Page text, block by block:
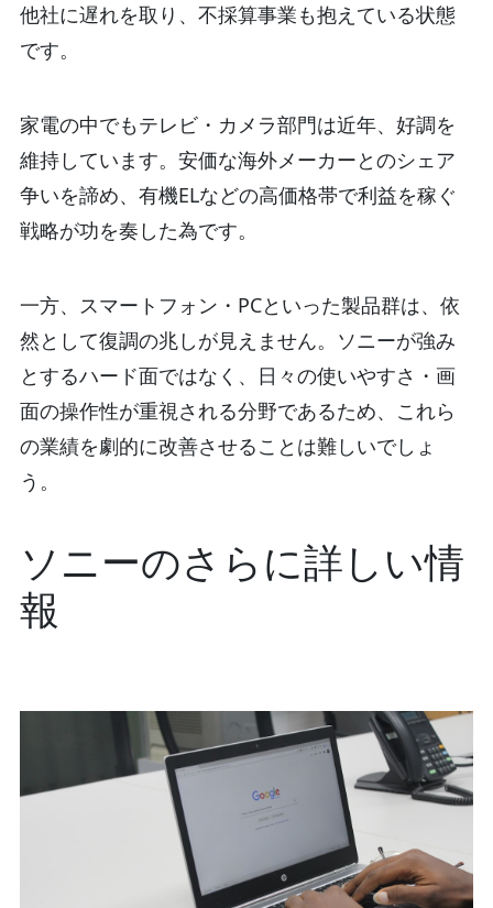
他社に遅れを取り、不採算事業も抱えている状態
です。
家電の中でもテレビ・カメラ部門は近年、好調を
維持しています。安価な海外メーカーとのシェア
争いを諦め、有機ELなどの高価格帯で利益を稼ぐ
戦略が功を奏した為です。
一方、スマートフォン・PCといった製品群は、依
然として復調の兆しが見えません。ソニーが強み
とするハード面ではなく、日々の使いやすさ・画
面の操作性が重視される分野であるため、これら
の業績を劇的に改善させることは難しいでしょ
う。
ソニーのさらに詳しい情
報